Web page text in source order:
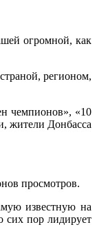
огромной, как
регионом,
чемпионов», «10
жители Донбасса
просмотров.
известную на
сих пор лидирует